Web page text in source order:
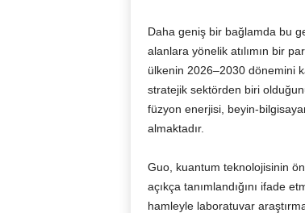
Daha geniş bir bağlamda bu
alanlara yönelik atılımın bir
ülkenin 2026–2030 dönemini
stratejik sektörden biri
füzyon enerjisi, beyin-
almaktadır.
Guo, kuantum teknolojisinin
açıkça tanımlandığını ifade
hamleyle laboratuvar